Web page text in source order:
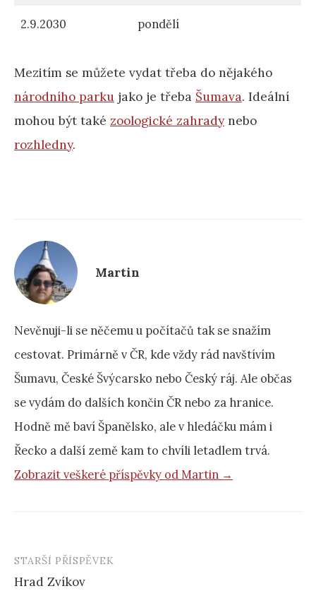
2.9.2030 pondělí
Mezitím se můžete vydat třeba do nějakého
národního parku jako je třeba Šumava. Ideální
mohou být také zoologické zahradynebo
rozhledny.
Martin
Nevěnuji-li se něčemu u počítačů tak se snažím
cestovat. Primárně v ČR, kde vždy rád navštívím
Šumavu, České Švýcarsko nebo Český ráj. Ale občas
se vydám do dalších končin ČR nebo za hranice.
Hodně mě baví Španělsko, ale v hledáčku mám i
Řecko a další země kam to chvíli letadlem trvá.
Zobrazit veškeré příspěvky od Martin →
Navigace
příspěvku
STARŠÍ PŘÍSPĚVEK
Hrad Zvíkov